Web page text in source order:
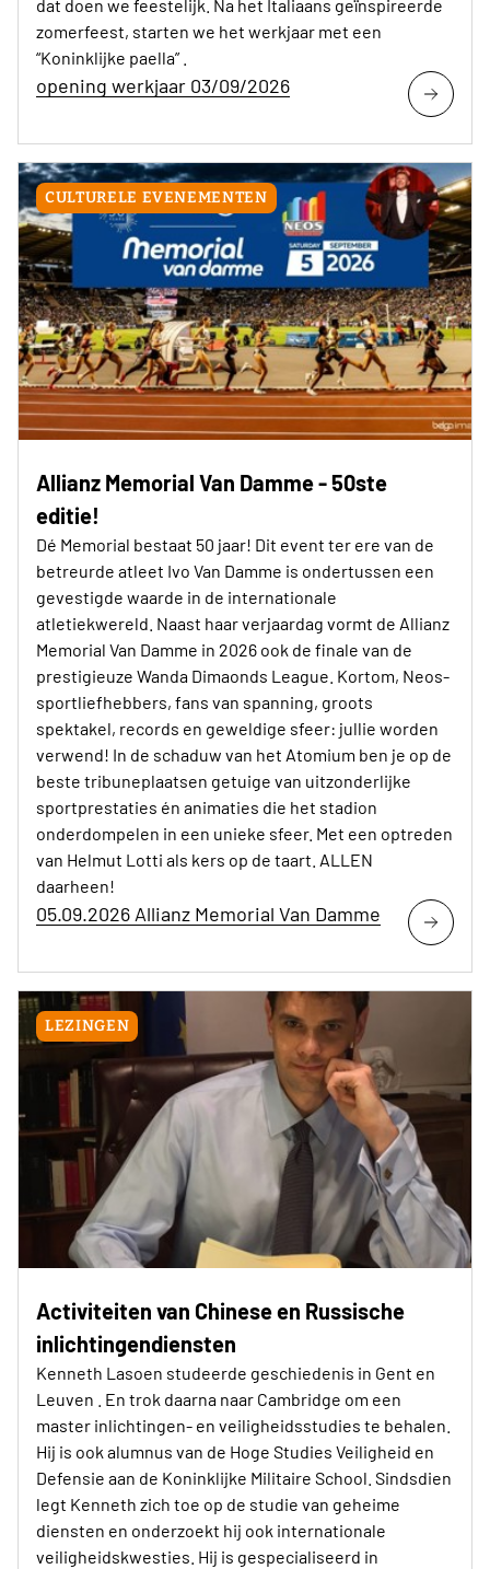
dat doen we feestelijk. Na het Italiaans geïnspireerde
zomerfeest, starten we het werkjaar met een
“Koninklijke paella” .
opening werkjaar 03/09/2026
CULTURELE EVENEMENTEN
Allianz Memorial Van Damme - 50ste
editie!
Dé Memorial bestaat 50 jaar! Dit event ter ere van de
betreurde atleet Ivo Van Damme is ondertussen een
gevestigde waarde in de internationale
atletiekwereld. Naast haar verjaardag vormt de Allianz
Memorial Van Damme in 2026 ook de finale van de
prestigieuze Wanda Dimaonds League. Kortom, Neos-
sportliefhebbers, fans van spanning, groots
spektakel, records en geweldige sfeer: jullie worden
verwend! In de schaduw van het Atomium ben je op de
beste tribuneplaatsen getuige van uitzonderlijke
sportprestaties én animaties die het stadion
onderdompelen in een unieke sfeer. Met een optreden
van Helmut Lotti als kers op de taart. ALLEN
daarheen!
05.09.2026 Allianz Memorial Van Damme
LEZINGEN
Activiteiten van Chinese en Russische
inlichtingendiensten
Kenneth Lasoen studeerde geschiedenis in Gent en
Leuven . En trok daarna naar Cambridge om een
master inlichtingen- en veiligheidsstudies te behalen.
Hij is ook alumnus van de Hoge Studies Veiligheid en
Defensie aan de Koninklijke Militaire School. Sindsdien
legt Kenneth zich toe op de studie van geheime
diensten en onderzoekt hij ook internationale
veiligheidskwesties. Hij is gespecialiseerd in